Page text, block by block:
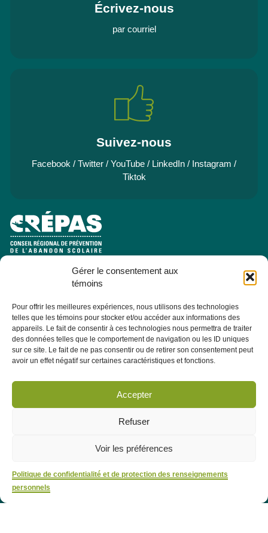
Gérer le consentement aux
témoins
Pour offrir les meilleures expériences, nous utilisons des technologies
telles que les témoins pour stocker et/ou accéder aux informations des
appareils. Le fait de consentir à ces technologies nous permettra de traiter
des données telles que le comportement de navigation ou les ID uniques
sur ce site. Le fait de ne pas consentir ou de retirer son consentement peut
avoir un effet négatif sur certaines caractéristiques et fonctions.
Accepter
Refuser
Voir les préférences
Politique de confidentialité et de protection des renseignements
personnels
Écrivez-nous
par courriel
Suivez-nous
Facebook / Twitter / YouTube / LinkedIn / Instagram /
Tiktok
Pavillon Manicouagan, 7
Jonquière (Québec) G7X 7W2
Consulter la section À PROPOS - ÉQUIPE pour les coordonnées
des membres de l'équipe.
Abonnez-vous dès maintenant à notre infolettre pour recevoir
toutes les actualités, les évènements et autres concernant le